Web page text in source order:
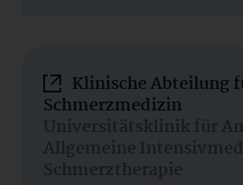
Klinische Abteilung
Schmerzmedizin
Universitätsklinik für
Allgemeine
Schmerztherapie